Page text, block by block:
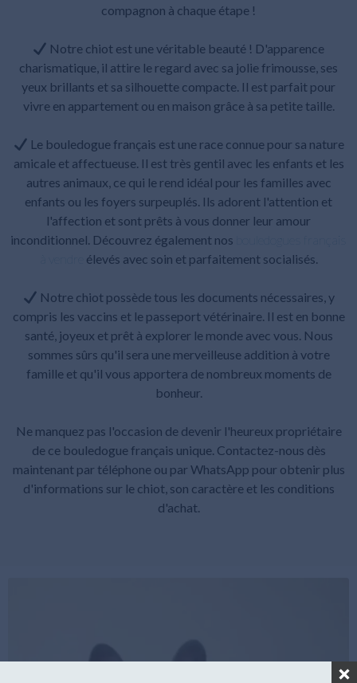
compagnon à chaque étape !
Notre chiot est une véritable beauté ! D'apparence
charismatique, il attire le regard avec sa jolie frimousse, ses
yeux brillants et sa silhouette compacte. Il est parfait pour
vivre en appartement ou en maison grâce à sa petite taille.
Le bouledogue français est une race connue pour sa nature
amicale et affectueuse. Il est très gentil avec les enfants et les
autres animaux, ce qui le rend idéal pour les familles avec
enfants ou les foyers surpeuplés. Ils adorent l'attention et
l'affection et sont prêts à vous donner leur amour
inconditionnel. Découvrez également nos
bouledogues français
élevés avec soin et parfaitement socialisés.
Notre chiot possède tous les documents nécessaires, y
compris les vaccins et le passeport vétérinaire. Il est en bonne
santé, joyeux et prêt à explorer le monde avec vous. Nous
sommes sûrs qu'il sera une merveilleuse addition à votre
famille et qu'il vous apportera de nombreux moments de
bonheur.
Ne manquez pas l'occasion de devenir l'heureux propriétaire
de ce bouledogue français unique. Contactez-nous dès
maintenant par téléphone ou par WhatsApp pour obtenir plus
d'informations sur le chiot, son caractère et les conditions
d'achat.